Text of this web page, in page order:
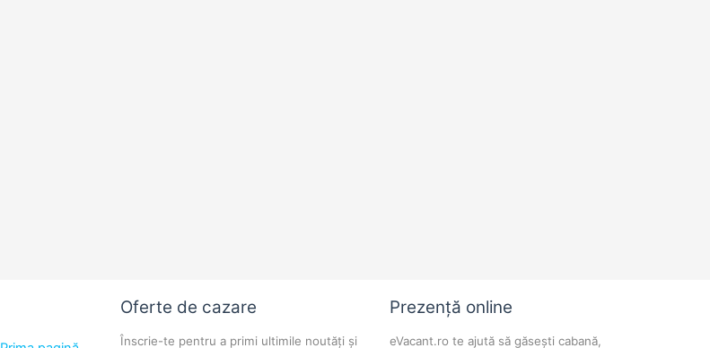
Oferte de cazare
Înscrie-te pentru a primi ultimile noutăți și
Prezență online
eVacant.ro te ajută să găsești cabană,